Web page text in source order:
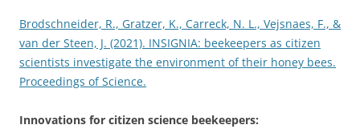
Brodschneider, R., Gratzer, K., Carreck, N. L., Vejsnaes, F., &
van der Steen, J. (2021). INSIGNIA: beekeepers as citizen
scientists investigate the environment of their honey bees.
Proceedings of Science.
Innovations for citizen science beekeepers: